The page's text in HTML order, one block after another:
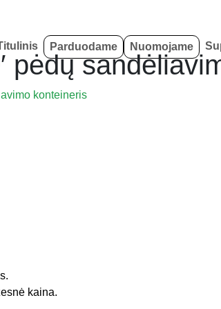
Parduodame Nuomojame
pėdų
konteineris
kaina.